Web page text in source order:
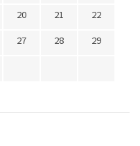
20 21
22
27 28
29